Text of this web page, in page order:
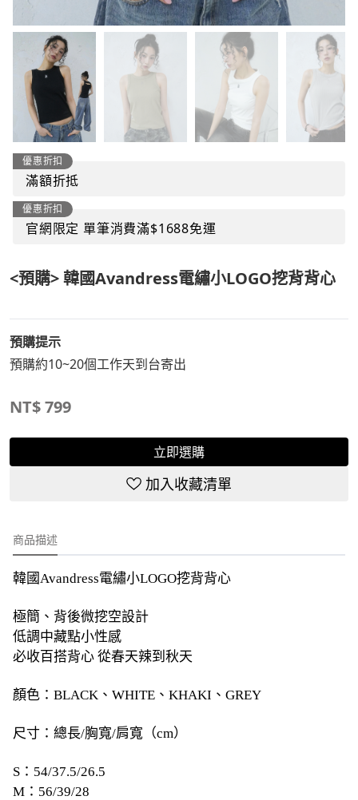
優惠折扣
滿額折抵
優惠折扣
官網限定 單筆消費滿$1688免運
<預購> 韓國Avandress電繡小LOGO挖背背心
預購提示
預購約10~20個工作天到台寄出
NT$799
立即選購
加入收藏清單
商品描述
韓國Avandress電繡小LOGO挖背背心
極簡、背後微挖空設計
低調中藏點小性感
必收百搭背心 從春天辣到秋天
顏色：BLACK、WHITE、KHAKI、GREY
尺寸：總長/胸寬/肩寬（cm）
S：54/37.5/26.5
M：56/39/28